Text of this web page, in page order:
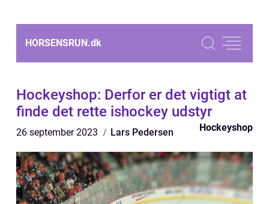
HORSENSRUN.dk
Hockeyshop: Derfor er det vigtigt at
finde det rette ishockey udstyr
26 september 2023 Lars Pedersen Hockeyshop